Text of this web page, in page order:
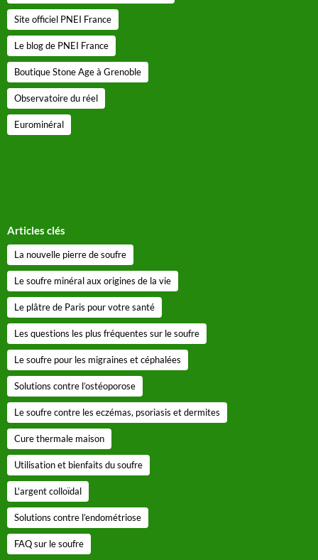
Site officiel PNEI France
Le blog de PNEI France
Boutique Stone Age à Grenoble
Observatoire du réel
Eurominéral
Articles clés
La nouvelle pierre de soufre
Le soufre minéral aux origines de la vie
Le plâtre de Paris pour votre santé
Les questions les plus fréquentes sur le soufre
Le soufre pour les migraines et céphalées
Solutions contre l’ostéoporose
Le soufre contre les eczémas, psoriasis et dermites
Cure thermale maison
Utilisation et bienfaits du soufre
L'argent colloïdal
Solutions contre l’endométriose
FAQ sur le soufre